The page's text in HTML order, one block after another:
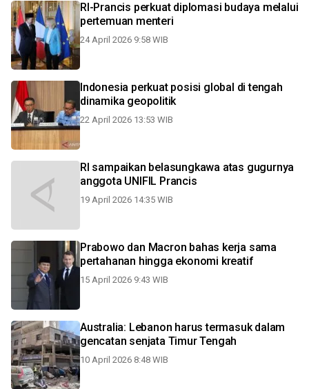
RI-Prancis perkuat diplomasi budaya melalui
pertemuan menteri
24 April 2026 9:58 WIB
Indonesia perkuat posisi global di tengah
dinamika geopolitik
22 April 2026 13:53 WIB
RI sampaikan belasungkawa atas gugurnya
anggota UNIFIL Prancis
19 April 2026 14:35 WIB
Prabowo dan Macron bahas kerja sama
pertahanan hingga ekonomi kreatif
15 April 2026 9:43 WIB
Australia: Lebanon harus termasuk dalam
gencatan senjata Timur Tengah
10 April 2026 8:48 WIB